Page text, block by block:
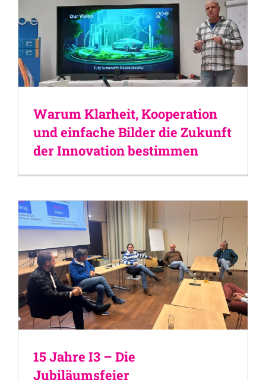
Warum Klarheit, Kooperation
und einfache Bilder die Zukunft
der Innovation bestimmen
15 Jahre I3 – Die
Jubiläumsfeier